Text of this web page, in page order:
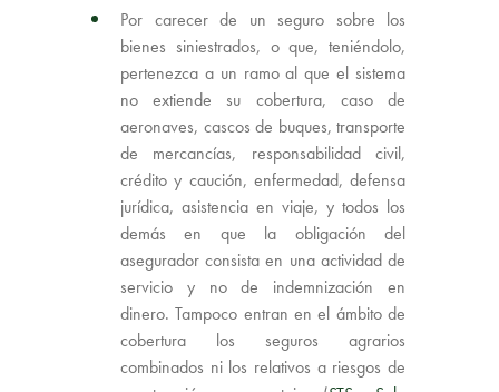
Por carecer de un seguro sobre los
bienes siniestrados, o que, teniéndolo,
pertenezca a un ramo al que el sistema
no extiende su cobertura, caso de
aeronaves, cascos de buques, transporte
de mercancías, responsabilidad civil,
crédito y caución, enfermedad, defensa
jurídica, asistencia en viaje, y todos los
demás en que la obligación del
asegurador consista en una actividad de
servicio y no de indemnización en
dinero. Tampoco entran en el ámbito de
cobertura los seguros agrarios
combinados ni los relativos a riesgos de